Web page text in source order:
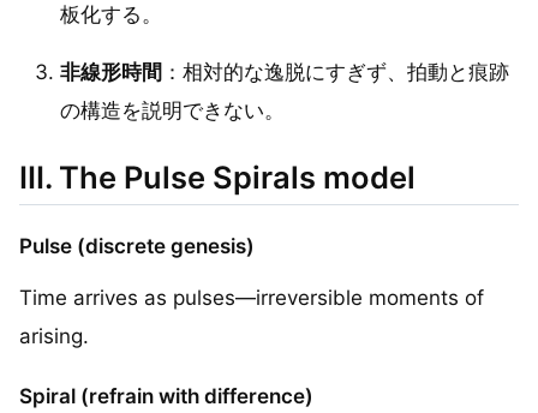
板化する。
非線形時間 ：相対的な逸脱にすぎず、拍動と痕跡
の構造を説明できない。
III. The Pulse Spirals model
Pulse (discrete genesis)
Time arrives as pulses—irreversible moments of
arising.
Spiral (refrain with difference)